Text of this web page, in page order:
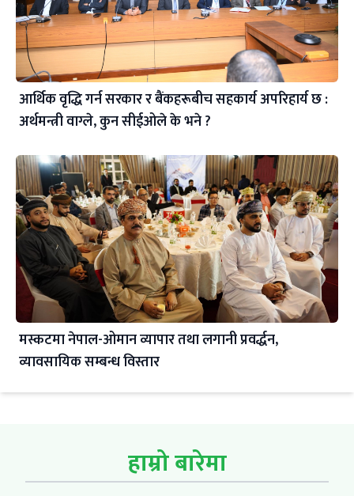
आर्थिक वृद्धि गर्न सरकार र बैंकहरूबीच सहकार्य अपरिहार्य छ :
अर्थमन्त्री वाग्ले, कुन सीईओले के भने ?
मस्कटमा नेपाल-ओमान व्यापार तथा लगानी प्रवर्द्धन,
व्यावसायिक सम्बन्ध विस्तार
हाम्रो बारेमा